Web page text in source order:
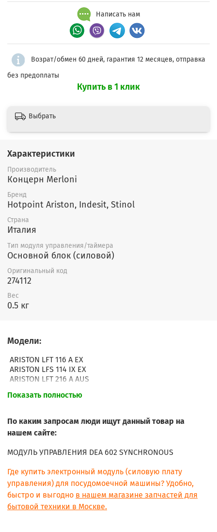
Написать нам
Возрат/обмен 60 дней, гарантия 12 месяцев, отправка
без предоплаты
Купить в 1 клик
Выбрать
Характеристики
Производитель
Концерн Merloni
Бренд
Hotpoint Ariston, Indesit, Stinol
Страна
Италия
Тип модуля управления/таймера
Основной блок (силовой)
Оригинальный код
274112
Вес
0.5 кг
Модели:
ARISTON LFT 116 A EX
ARISTON LFS 114 IX EX
ARISTON LFT 216 A AUS
ARISTON LFF 8254 EX.R
ARISTON LKF 720 X EX.R
ARISTON LKF 720 EX.R
ARISTON LBF 51 X AUS.R
ARISTON LKF 720 X AUS.R
ARISTON LFF 8114 AG.R
ARISTON LFF 8214 X AG.R
ARISTON LKF 7114 AG.R
ARISTON LSF 712 AG
Показать полностью
По каким запросам люди ищут данный товар на
нашем сайте:
МОДУЛЬ УПРАВЛЕНИЯ DEA 602 SYNCHRONOUS
Где купить электронный модуль (силовую плату
управления) для посудомоечной машины? Удобно,
быстро и выгодно в нашем магазине запчастей для
бытовой техники в Москве.